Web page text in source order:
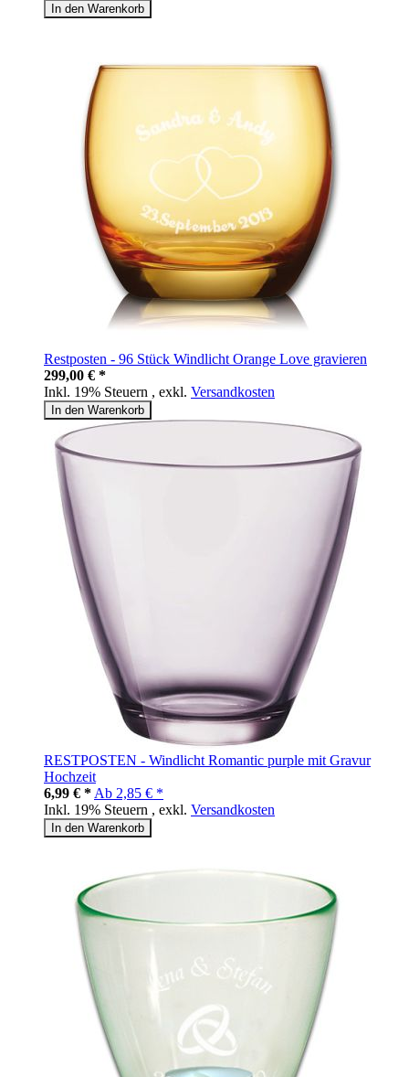
In den Warenkorb
Restposten - 96 Stück Windlicht Orange Love gravieren
299,00 € *
Inkl. 19% Steuern , exkl. Versandkosten
In den Warenkorb
RESTPOSTEN - Windlicht Romantic purple mit Gravur
Hochzeit
6,99 € * Ab 2,85 € *
Inkl. 19% Steuern , exkl. Versandkosten
In den Warenkorb